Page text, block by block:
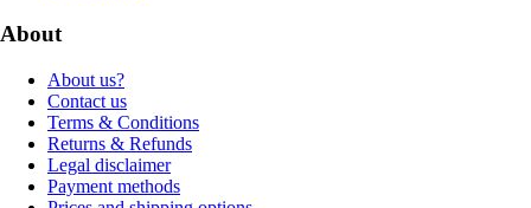
About
About us?
Contact us
Terms & Conditions
Returns & Refunds
Legal disclaimer
Payment methods